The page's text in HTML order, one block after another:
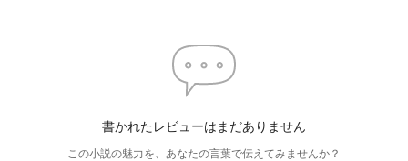
書かれたレビューはまだありません
この小説の魅力を、あなたの言葉で伝えてみませんか？